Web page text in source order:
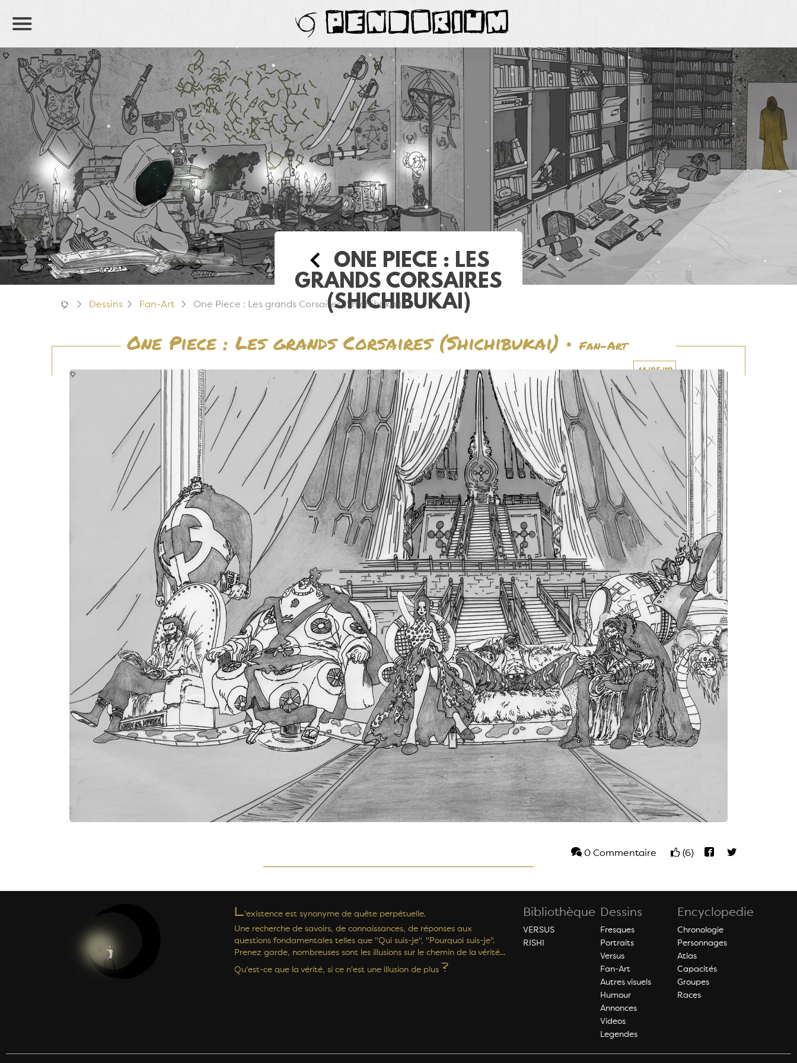
PENDORIUM
ONE PIECE : LES
GRANDS CORSAIRES
(SHICHIBUKAI)
Dessins Fan-Art One Piece : Les grands Corsaires (Shichibukai)
One Piece : Les grands Corsaires (Shichibukai) •Fan-Art
14/05/19
0 Commentaire (6)
L'existence est synonyme de quête perpétuelle.
Une recherche de savoirs, de connaissances, de réponses aux
questions fondamentales telles que "Qui suis-je", "Pourquoi suis-je".
Prenez garde, nombreuses sont les illusions sur le chemin de la vérité...
Qu'est-ce que la vérité, si ce n'est une illusion de plus ?
Bibliothèque
VERSUS
RISHI
Dessins
Fresques
Portraits
Versus
Fan-Art
Autres visuels
Humour
Annonces
Videos
Legendes
Encyclopedie
Chronologie
Personnages
Atlas
Capacités
Groupes
Races